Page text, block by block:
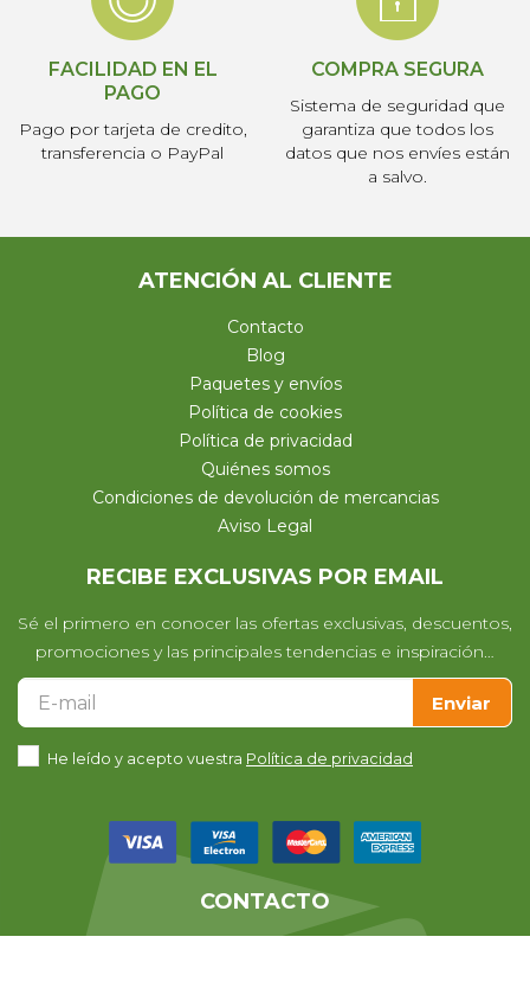
FACILIDAD EN EL
PAGO
Pago por tarjeta de credito,
transferencia o PayPal
COMPRA SEGURA
Sistema de seguridad que
garantiza que todos los
datos que nos envíes están
a salvo.
ATENCIÓN AL CLIENTE
Contacto
Blog
Paquetes y envíos
Política de cookies
Política de privacidad
Quiénes somos
Condiciones de devolución de mercancias
Aviso Legal
RECIBE EXCLUSIVAS POR EMAIL
Sé el primero en conocer las ofertas exclusivas, descuentos,
promociones y las principales tendencias e inspiración…
Enviar
He leído y acepto vuestra Política de privacidad
CONTACTO